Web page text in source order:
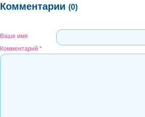
Комментарии (0)
Ваше имя
Комментарий *